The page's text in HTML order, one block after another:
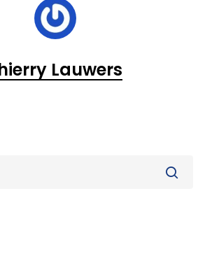
Lauwers